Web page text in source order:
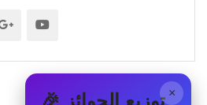
× 🎉 توزيع الجوائز